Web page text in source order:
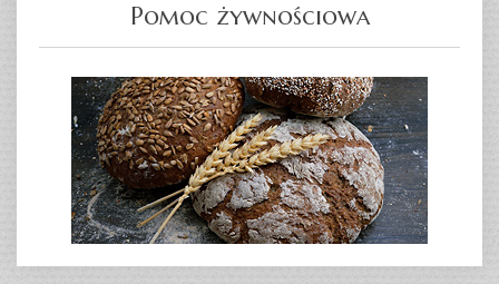
Pomoc żywnościowa